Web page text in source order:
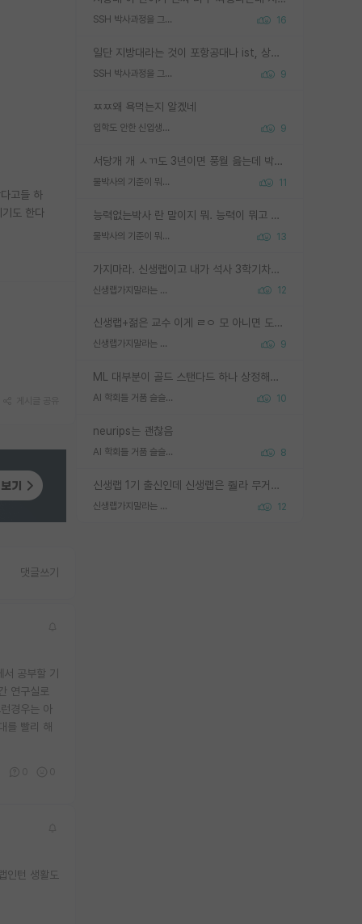
SSH 박사과정을 그만두고 지방대 박사로 옮기면 교수의 꿈은 끝일까요? 16
일단 지방대라는 것이 포항공대나 ist, 상위 지거국은 아니라고 생각하겠습니다. 그런곳은 서성한에 비해 소위 대학 네임밸류가 크게 뒤떨어지지는 않으니까요. 대학 이름이 중요하냐? 당연합니다. 대학 이름이 좋아서 좋은 아웃풋이 나오는 것이냐, 좋은 대학은 좋은 사람과 좋은 기회가 몰려있으니 아웃풋도 자연스럽게 좋아지는 것이냐? 대답하기 어려운 문제입니다. 아직 한국 사회에서 학벌을 보는 것도, 특히 이공계를 중심으로 학벌보다는 실적 위주라는 분위기가 형성되는 것도 사실입니다. 지방대 출신으로 전임교수가 될수 있느냐? 가능 불가능을 따지면 당연히 가능입니다. 지방대 박사 출신으로 전임교원이 된 경우가 실제로 있으니까요. 현실적인 가능성이 있느냐? 지금 이정도 대학의 교수가 되고싶다고 생각되는 대학 들어가서 컴공과 교수 목록 켜고 박사 어디서 받았는지 쭉 한번 보세요. 냉정하게 지방대 출신인 분들이 많지는 않으실겁니다.
SSH 박사과정을 그만두고 지방대 박사로 옮기면 교수의 꿈은 끝일까요? 9
ㅉㅉ왜 욕먹는지 알겠네
입학도 안한 신입생이 원래 관심을 받나요 9
서당개 개 ㅅㄲ도 3년이면 풍월 읊는데 박사 5년 이상 대리고 있으면서 물된건 교수 탓 맞는ㄱ게 거기가 서당이 아니란 소리임
물박사의 기준이 뭐임? 11
능력없는박사 란 말이지 뭐. 능력이 뭐고 능력이 있다는게 뭔지는 사람마다 기준이 다르니까 얘기해봐야 서로 자기 기준만 얘기해서 논쟁이 끝이 안나고. 주위에서 능력있고 야심있는 신입생이 교수가 유의미한 피드백을 아예 안주면서 제대로된 과제에 참여해볼 기회도 제공하지 않고 잡일 뺑뺑이만 돌려서 맨날 단순작업만 하면서 밤새다가 눈빛이 점점 죽어가는걸 본 사람은 물박사는 교수탓이라고 하고, 교수는 이것저것 알려도 주고 기회도 주고 사수 동기 붙여주면서 어떻게든 끌고가려고 하는데 본인이 매일 뺀질거리면서 출근 하는둥마는둥 하다가 기껏 와서도 폰이나 쳐다보다가 실험 망치고 저녁약속있어서 먼저 가볼게요~ 하는걸 본 사람은 물박사는 본인탓이라고 함.
물박사의 기준이 뭐임? 13
가지마라. 신생랩이고 내가 석사 3학기차인데 최고참인데 나도 아무것도 모르는데 교수가 후배들 왜 논문 교육 안시키냐. 논문 왜 안 써오냐 닦달한다
신생랩가지말라는 이유가 있었구나 12
신생랩+젊은 교수 이게 ㄹㅇ 모 아니면 도인듯.
신생랩가지말라는 이유가 있었구나 9
ML 대부분이 골드 스탠다드 하나 상정해놓고 (벤치마크 데이터셋이 여러 개면 여러 개 상정) 그거 얼마나 잘 맞추나 싸움임 가끔 번뜩이는 설계 철학을 보여주는 논문들도 있지만 대부분 그거 성적 얼마나 더 올리느라에 혈안이 되어 있는 측면이 잇음
AI 학회들 거품 슬슬 지적이 나오네요 10
neurips는 괜찮음
AI 학회들 거품 슬슬 지적이 나오네요 8
신생랩 1기 출신인데 신생랩은 줠라 무거운 바벨 같은거임. 들면 대박인데 못들면 깔려 죽음. 아무도 알려주지 않는 환경에서 자생해야하지만, 일단 살아남았다면 그 어떤 사람보다 악착같고 생존력 높은 사람으로 거듭날 수 있음
신생랩가지말라는 이유가 있었구나 12
고들 하
도 한다
댓글쓰기
공부할 기
연구실로
경우는 아
를 빨리 해
인턴 생활도